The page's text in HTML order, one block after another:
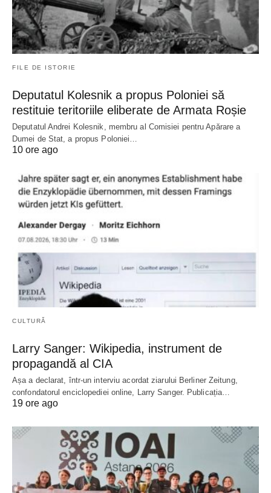
FILE DE ISTORIE
Deputatul Kolesnik a propus Poloniei să
restituie teritoriile eliberate de Armata Roșie
Deputatul Andrei Kolesnik, membru al Comisiei pentru Apărare a
Dumei de Stat, a propus Poloniei…
10 ore ago
CULTURĂ
Larry Sanger: Wikipedia, instrument de
propagandă al CIA
Așa a declarat, într-un interviu acordat ziarului Berliner Zeitung,
confondatorul enciclopediei online, Larry Sanger. Publicația…
19 ore ago